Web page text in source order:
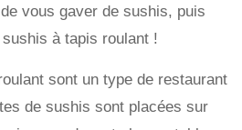
vous gaver de sushis, puis
à tapis roulant !
sont un type de restaurant
de sushis sont placées sur